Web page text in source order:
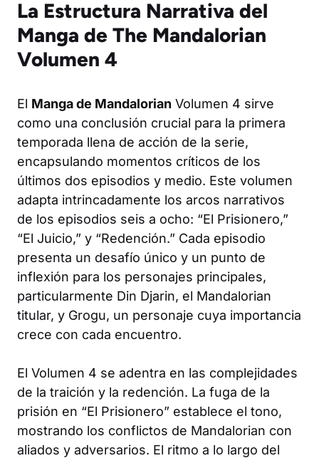
La Estructura Narrativa del
Manga de The Mandalorian
Volumen 4
El Manga de Mandalorian Volumen 4 sirve
como una conclusión crucial para la primera
temporada llena de acción de la serie,
encapsulando momentos críticos de los
últimos dos episodios y medio. Este volumen
adapta intrincadamente los arcos narrativos
de los episodios seis a ocho: “El Prisionero,”
“El Juicio,” y “Redención.” Cada episodio
presenta un desafío único y un punto de
inflexión para los personajes principales,
particularmente Din Djarin, el Mandalorian
titular, y Grogu, un personaje cuya importancia
crece con cada encuentro.
El Volumen 4 se adentra en las complejidades
de la traición y la redención. La fuga de la
prisión en “El Prisionero” establece el tono,
mostrando los conflictos de Mandalorian con
aliados y adversarios. El ritmo a lo largo del